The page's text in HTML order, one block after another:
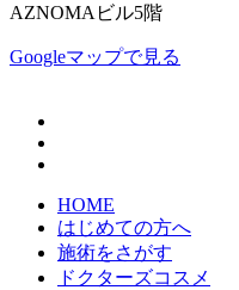
AZNOMAビル5階
Googleマップで見る
HOME
はじめての方へ
施術をさがす
ドクターズコスメ